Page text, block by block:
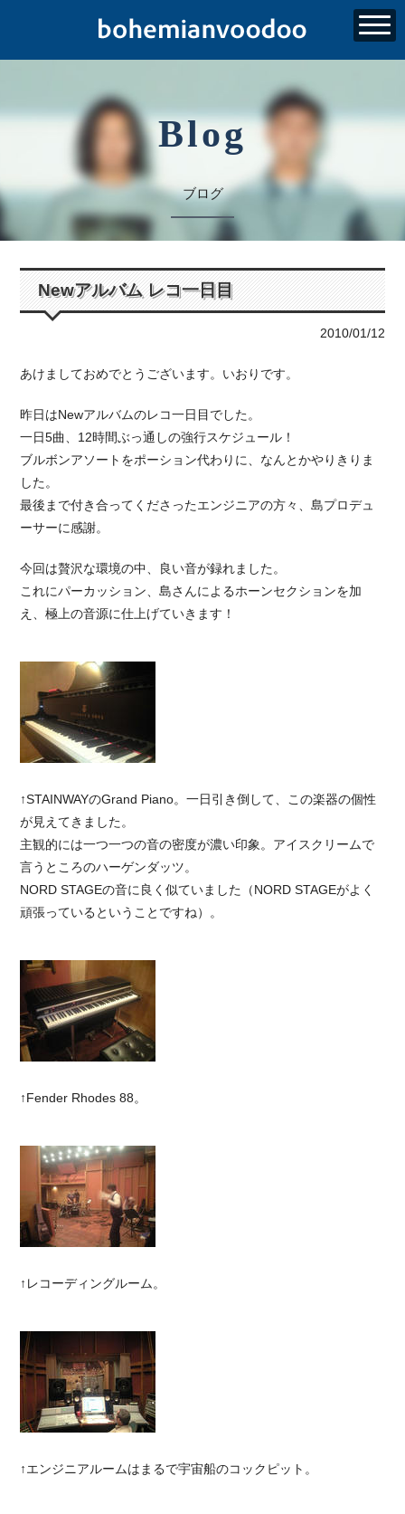
Blog
ブログ
Newアルバム レコ一日目
2010/01/12
あけましておめでとうございます。いおりです。
昨日はNewアルバムのレコ一日目でした。
一日5曲、12時間ぶっ通しの強行スケジュール！
ブルボンアソートをポーション代わりに、なんとかやりきりま
した。
最後まで付き合ってくださったエンジニアの方々、島プロデュ
ーサーに感謝。
今回は贅沢な環境の中、良い音が録れました。
これにパーカッション、島さんによるホーンセクションを加
え、極上の音源に仕上げていきます！
↑STAINWAYのGrand Piano。一日引き倒して、この楽器の個性
が見えてきました。
主観的には一つ一つの音の密度が濃い印象。アイスクリームで
言うところのハーゲンダッツ。
NORD STAGEの音に良く似ていました（NORD STAGEがよく
頑張っているということですね）。
↑Fender Rhodes 88。
↑レコーディングルーム。
↑エンジニアルームはまるで宇宙船のコックピット。